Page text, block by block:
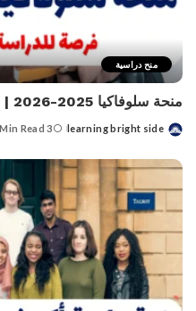
منح دراسية
منحة سلوفاكيا 2025-2026 | فرصة للدراسة في قلب أوروبا
Posted
learning bright side
3 Min Read